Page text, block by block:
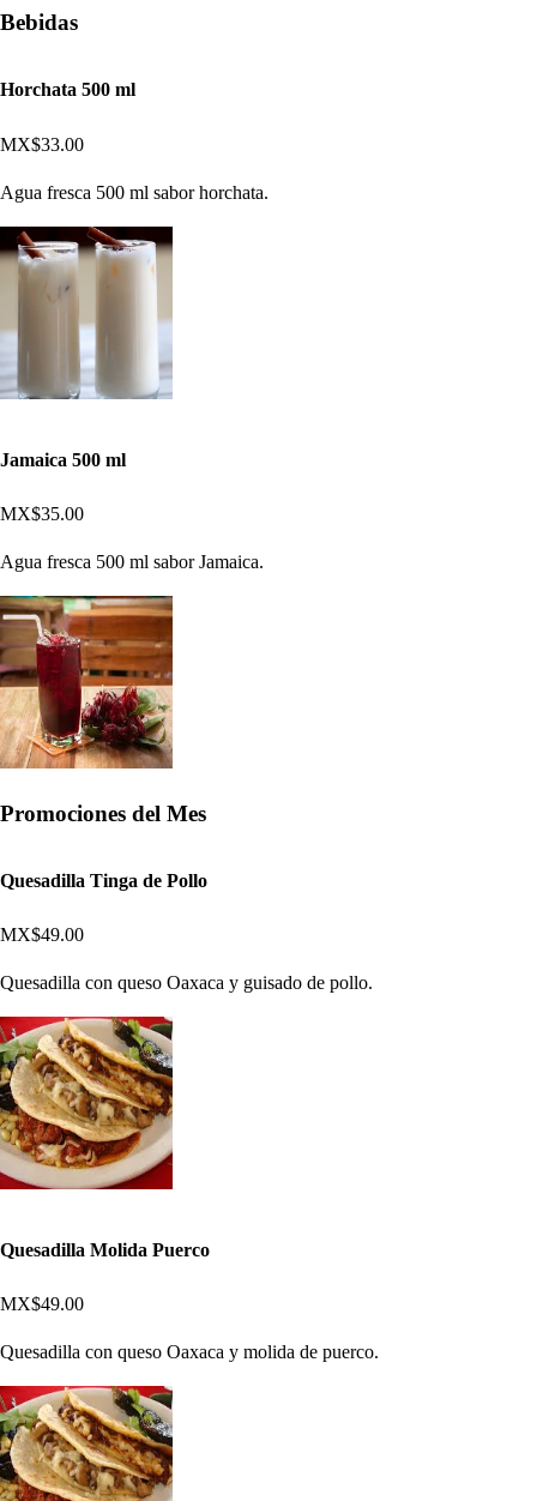
Bebidas
Horchata 500 ml
MX$33.00
Agua fresca 500 ml sabor horchata.
Jamaica 500 ml
MX$35.00
Agua fresca 500 ml sabor Jamaica.
Promociones del Mes
Quesadilla Tinga de Pollo
MX$49.00
Quesadilla con queso Oaxaca y guisado de pollo.
Quesadilla Molida Puerco
MX$49.00
Quesadilla con queso Oaxaca y molida de puerco.